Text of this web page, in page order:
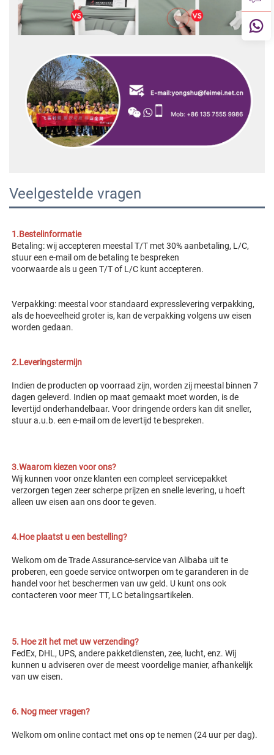
Veelgestelde vragen
1.Bestelinformatie
Betaling: wij accepteren meestal T/T met 30% aanbetaling, L/C,
stuur een e-mail om de betaling te bespreken
voorwaarde als u geen T/T of L/C kunt accepteren.
Verpakking: meestal voor standaard expresslevering verpakking,
als de hoeveelheid groter is, kan de verpakking volgens uw eisen
worden gedaan.
2.Leveringstermijn
Indien de producten op voorraad zijn, worden zij meestal binnen 7
dagen geleverd. Indien op maat gemaakt moet worden, is de
levertijd onderhandelbaar. Voor dringende orders kan dit sneller,
stuur a.u.b. een e-mail om de levertijd te bespreken.
3.Waarom kiezen voor ons?
Wij kunnen voor onze klanten een compleet servicepakket
verzorgen tegen zeer scherpe prijzen en snelle levering, u hoeft
alleen uw eisen aan ons door te geven.
4.Hoe plaatst u een bestelling?
Welkom om de Trade Assurance-service van Alibaba uit te
proberen, een goede service ontworpen om te garanderen in de
handel voor het beschermen van uw geld. U kunt ons ook
contacteren voor meer TT, LC betalingsartikelen.
5. Hoe zit het met uw verzending?
FedEx, DHL, UPS, andere pakketdiensten, zee, lucht, enz. Wij
kunnen u adviseren over de meest voordelige manier, afhankelijk
van uw eisen.
6. Nog meer vragen?
Welkom om online contact met ons op te nemen (24 uur per dag).